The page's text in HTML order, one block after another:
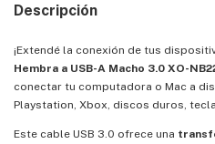
Descripción
¡Extendé la conexión de tus
Hembra a USB-A Macho 3.0 XO-
conectar tu computadora o Mac a
Playstation, Xbox, discos duros,
Este cable USB 3.0 ofrece una